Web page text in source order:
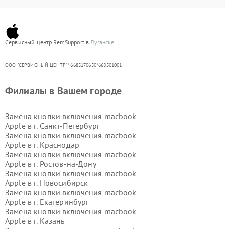
Сервисный центр RemSupport вЛуганске
ООО "СЕРВИСНЫЙ ЦЕНТР"* 6685170650*668501001
Филиалы в Вашем городе
Замена кнопки включения macbook
Apple в г. Санкт-Петербург
Замена кнопки включения macbook
Apple в г. Краснодар
Замена кнопки включения macbook
Apple в г. Ростов-на-Дону
Замена кнопки включения macbook
Apple в г. Новосибирск
Замена кнопки включения macbook
Apple в г. Екатеринбург
Замена кнопки включения macbook
Apple в г. Казань